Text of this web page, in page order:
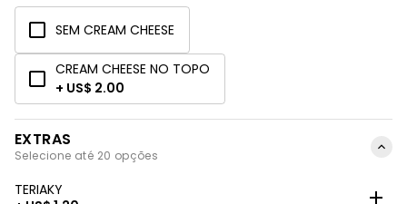
SEM CREAM CHEESE
CREAM CHEESE NO TOPO
+ US$ 2.00
EXTRAS
Selecione até 20 opções
TERIAKY